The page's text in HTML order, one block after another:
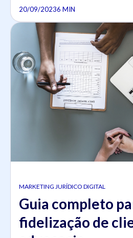
20/09/20236 MIN
MARKETING JURÍDICO DIGITAL
Guia completo
fidelização de